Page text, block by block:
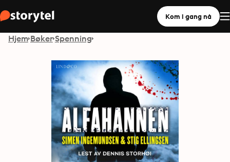
Kom i gang nå
Hjem Bøker Spenning